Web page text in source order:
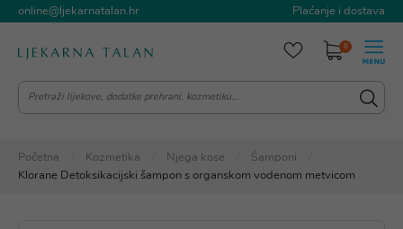
online@ljekarnatalan.hr Plaćanje i dostava
0
Početna Kozmetika Njega kose
Šamponi
Klorane Detoksikacijski šampon s organskom vodenom metvicom